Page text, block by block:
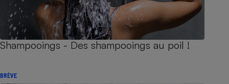
Shampooings - Des shampooings au poil !
BRÈVE